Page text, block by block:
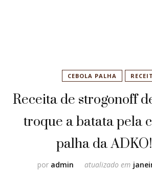
CEBOLA PALHA
Receita de strogonoff
troque a batata pela
palha da ADKO!
por admin atualizado em